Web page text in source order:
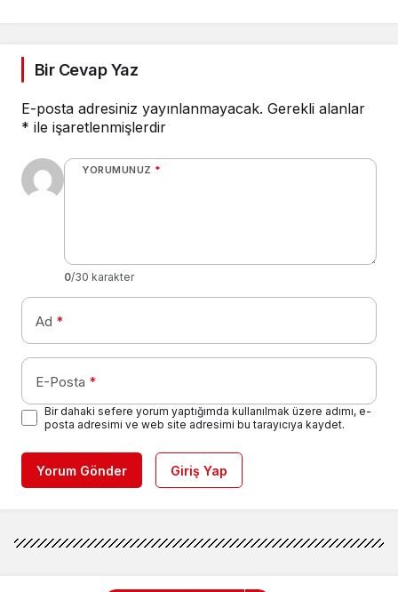
Bir Cevap Yaz
E-posta adresiniz yayınlanmayacak. Gerekli alanlar
* ile işaretlenmişlerdir
YORUMUNUZ *
0/30 karakter
Ad *
E-Posta *
Bir dahaki sefere yorum yaptığımda kullanılmak üzere adımı, e-
posta adresimi ve web site adresimi bu tarayıcıya kaydet.
Yorum Gönder Giriş Yap